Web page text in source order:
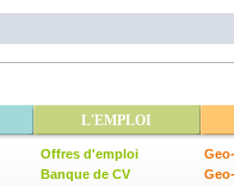
L'EMPLOI
Offres d'emploi
Banque de CV